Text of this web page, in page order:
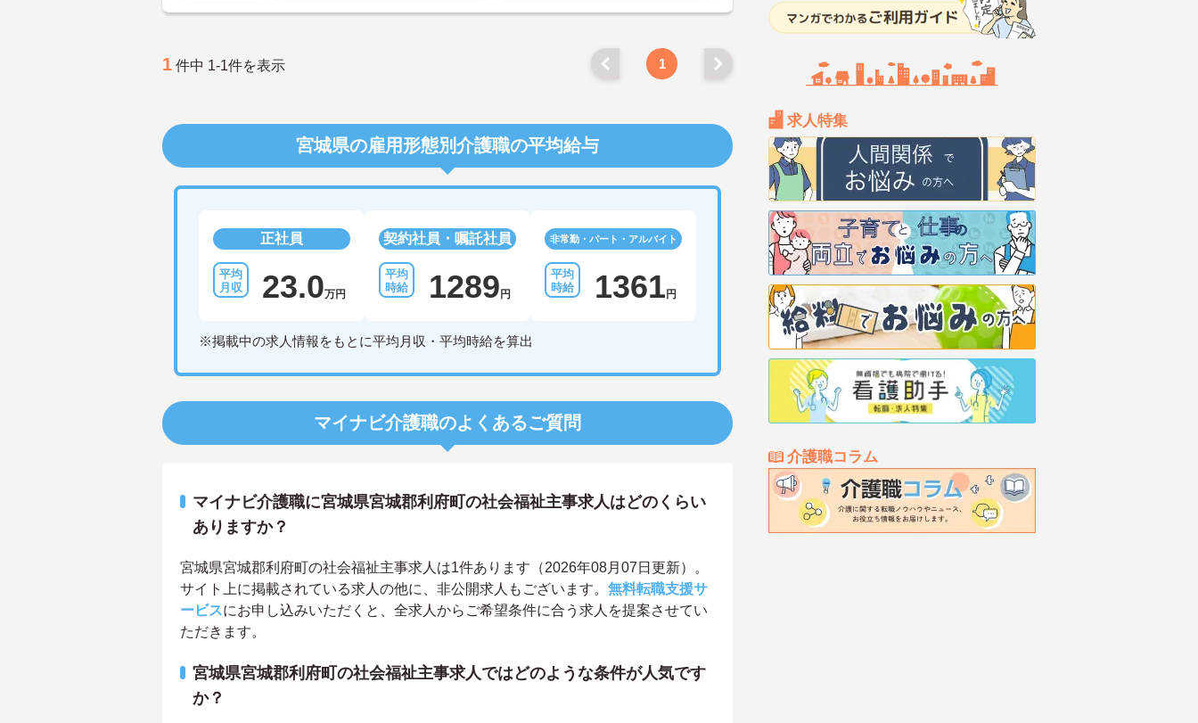
求人特集
介護職コラム
1 件中 1-1件を表示 1
宮城県の雇用形態別介護職の平均給与
正社員
23.0万円
契約社員・嘱託社員
1289 円
非常勤・パート・アルバイト
1361 円
※掲載中の求人情報をもとに平均月収・平均時給を算出
マイナビ介護職のよくあるご質問
マイナビ介護職に宮城県宮城郡利府町の社会福祉主事求人はどのくらい
ありますか？
宮城県宮城郡利府町の社会福祉主事求人は1件あります（2026年08月07日更新）。
サイト上に掲載されている求人の他に、非公開求人もございます。 無料転職支援サ
ービスにお申し込みいただくと、全求人からご希望条件に合う求人を提案させてい
ただきます。
宮城県宮城郡利府町の社会福祉主事求人ではどのような条件が人気です
か？